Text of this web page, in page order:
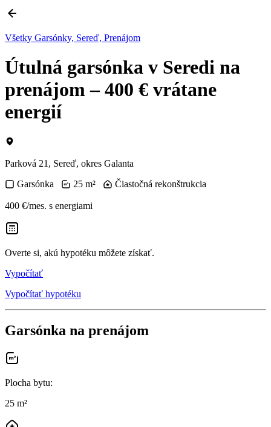
Všetky Garsónky, Sereď, Prenájom
Útulná garsónka v Seredi na
prenájom – 400 € vrátane
energií
Parková 21, Sereď, okres Galanta
Garsónka
25 m² Čiastočná rekonštrukcia
400 €/mes. s energiami
Overte si, akú hypotéku môžete získať.
Vypočítať
Vypočítať hypotéku
Garsónka na prenájom
Plocha bytu:
25 m²